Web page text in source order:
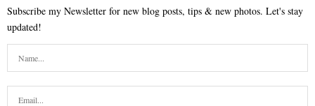
Subscribe my Newsletter for new blog posts, tips & new photos. Let's stay
updated!